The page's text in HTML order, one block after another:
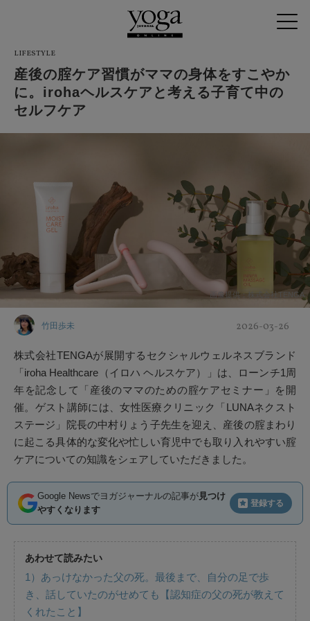
LIFESTYLE
産後の腟ケア習慣がママの身体をすこやか
に。irohaヘルスケアと考える子育て中の
セルフケア
画像提供：株式会社TENGA
竹田歩未 2026-03-26
株式会社TENGAが展開するセクシャルウェルネスブランド
「iroha Healthcare（イロハ ヘルスケア）」は、ローンチ1周
年を記念して「産後のママのための腟ケアセミナー」を開
催。ゲスト講師には、女性医療クリニック「LUNAネクスト
ステージ」院長の中村りょう子先生を迎え、産後の腟まわり
に起こる具体的な変化や忙しい育児中でも取り入れやすい腟
ケアについての知識をシェアしていただきました。
Google Newsでヨガジャーナルの記事が見つけ
やすくなります
登録する
あわせて読みたい
1）あっけなかった父の死。最後まで、自分の足で歩
き、話していたのがせめても【認知症の父の死が教えて
くれたこと】